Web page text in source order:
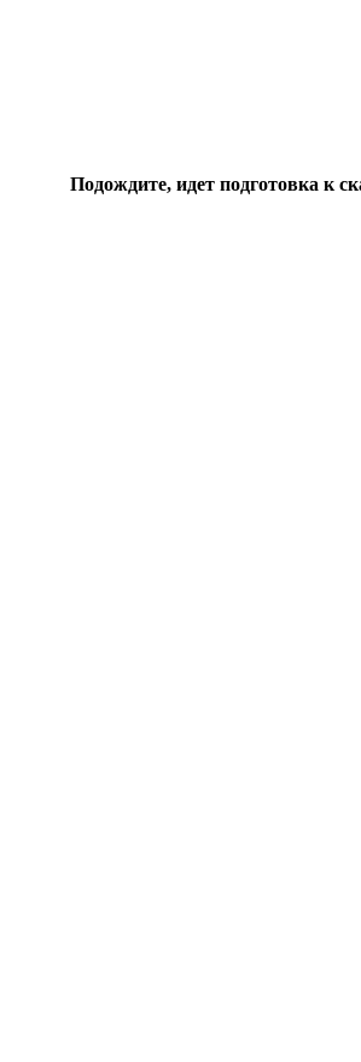
Подождите, идет подготовка к